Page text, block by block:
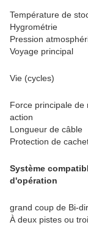
Température de
Hygrométrie
Pression
Voyage principal
Vie (cycles)
Force principale de
action
Longueur de câble
Protection de
Système
d'opération
grand coup de Bi-
À deux pistes ou